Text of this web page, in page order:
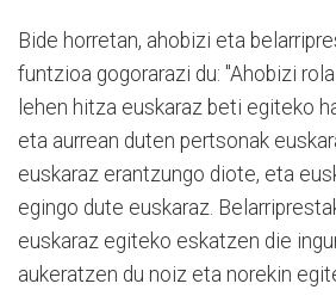
Bide horretan, ahobizi eta
funtzioa gogorarazi du: "Ahobizi
lehen hitza euskaraz beti egiteko
eta aurrean duten pertsonak
euskaraz erantzungo diote, eta
egingo dute euskaraz.
euskaraz egiteko eskatzen die
aukeratzen du noiz eta norekin